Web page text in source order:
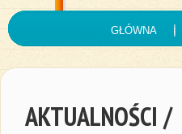
GŁÓWNA
AKTUALNOŚCI /